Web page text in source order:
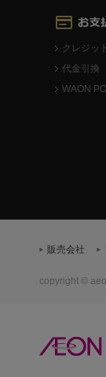
クレジッ
代金引換
WAON
販売会社
copyright ©